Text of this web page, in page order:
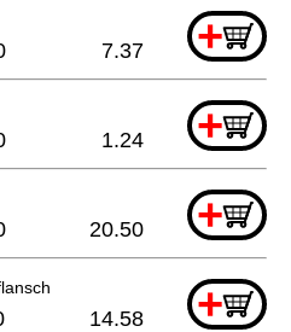
+
7.37
+
1.24
+
20.50
+
14.58